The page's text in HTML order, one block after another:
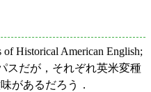
of Historical American English;
スだが，それぞれ英米変種
があるだろう．